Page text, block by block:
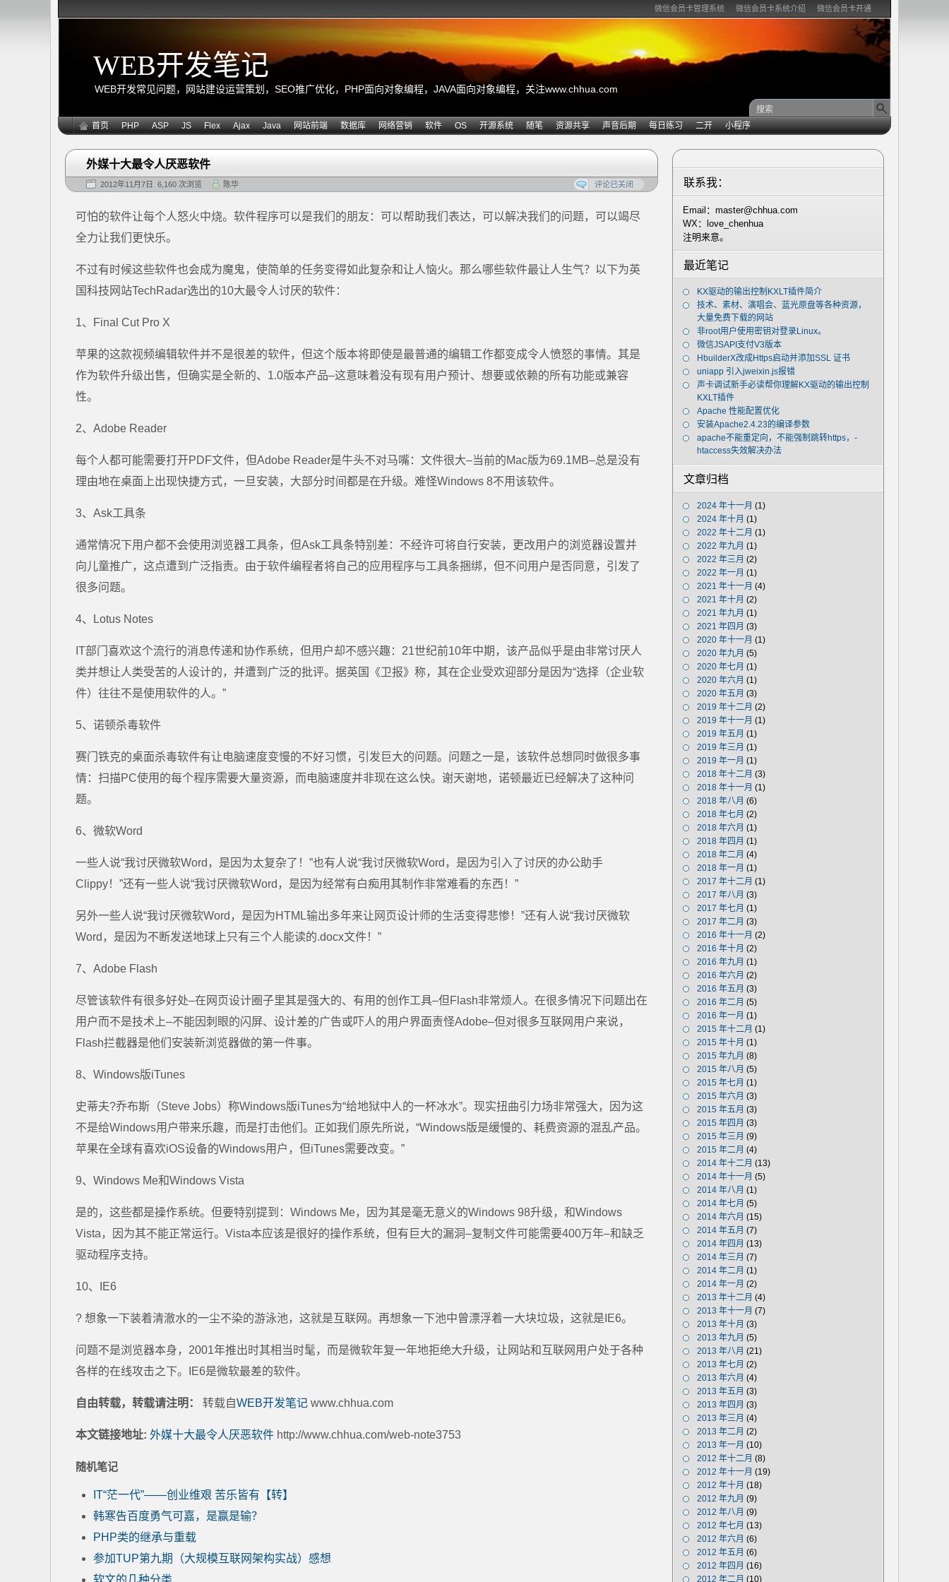
微信会员卡管理系统 微信会员卡系统介绍 微信会员卡开通
WEB开发笔记
WEB开发常见问题，网站建设运营策划，SEO推广优化，PHP面向对象编程，JAVA面向对象编程，关注www.chhua.com
首页 PHP ASP JS Flex Ajax Java 网站前端 数据库 网络营销 软件 OS 开源系统 随笔 资源共享 声音后期 每日练习 二开 小程序
外媒十大最令人厌恶软件
2012年11月7日 6,160 次浏览 陈华 评论已关闭
可怕的软件让每个人怒火中烧。软件程序可以是我们的朋友：可以帮助我们表达，可以解决我们的问题，可以竭尽
全力让我们更快乐。
不过有时候这些软件也会成为魔鬼，使简单的任务变得如此复杂和让人恼火。那么哪些软件最让人生气？以下为英
国科技网站TechRadar选出的10大最令人讨厌的软件：
1、Final Cut Pro X
苹果的这款视频编辑软件并不是很差的软件，但这个版本将即使是最普通的编辑工作都变成令人愤怒的事情。其是
作为软件升级出售，但确实是全新的、1.0版本产品–这意味着没有现有用户预计、想要或依赖的所有功能或兼容
性。
2、Adobe Reader
每个人都可能需要打开PDF文件，但Adobe Reader是牛头不对马嘴：文件很大–当前的Mac版为69.1MB–总是没有
理由地在桌面上出现快捷方式，一旦安装，大部分时间都是在升级。难怪Windows 8不用该软件。
3、Ask工具条
通常情况下用户都不会使用浏览器工具条，但Ask工具条特别差：不经许可将自行安装，更改用户的浏览器设置并
向儿童推广，这点遭到广泛指责。由于软件编程者将自己的应用程序与工具条捆绑，但不问用户是否同意，引发了
很多问题。
4、Lotus Notes
IT部门喜欢这个流行的消息传递和协作系统，但用户却不感兴趣：21世纪前10年中期，该产品似乎是由非常讨厌人
类并想让人类受苦的人设计的，并遭到广泛的批评。据英国《卫报》称，其在企业受欢迎部分是因为“选择（企业软
件）往往不是使用软件的人。”
5、诺顿杀毒软件
赛门铁克的桌面杀毒软件有让电脑速度变慢的不好习惯，引发巨大的问题。问题之一是，该软件总想同时做很多事
情：扫描PC使用的每个程序需要大量资源，而电脑速度并非现在这么快。谢天谢地，诺顿最近已经解决了这种问
题。
6、微软Word
一些人说“我讨厌微软Word，是因为太复杂了！”也有人说“我讨厌微软Word，是因为引入了讨厌的办公助手
Clippy！”还有一些人说“我讨厌微软Word，是因为经常有白痴用其制作非常难看的东西！”
另外一些人说“我讨厌微软Word，是因为HTML输出多年来让网页设计师的生活变得悲惨！”还有人说“我讨厌微软
Word，是因为不断发送地球上只有三个人能读的.docx文件！”
7、Adobe Flash
尽管该软件有很多好处–在网页设计圈子里其是强大的、有用的创作工具–但Flash非常烦人。在很多情况下问题出在
用户而不是技术上–不能因刺眼的闪屏、设计差的广告或吓人的用户界面责怪Adobe–但对很多互联网用户来说，
Flash拦截器是他们安装新浏览器做的第一件事。
8、Windows版iTunes
史蒂夫?乔布斯（Steve Jobs）称Windows版iTunes为“给地狱中人的一杯冰水”。现实扭曲引力场非常强大，因为这
不是给Windows用户带来乐趣，而是打击他们。正如我们原先所说，“Windows版是缓慢的、耗费资源的混乱产品。
苹果在全球有喜欢iOS设备的Windows用户，但iTunes需要改变。”
9、Windows Me和Windows Vista
是的，这些都是操作系统。但要特别提到：Windows Me，因为其是毫无意义的Windows 98升级，和Windows
Vista，因为其不能正常运行。Vista本应该是很好的操作系统，但有巨大的漏洞–复制文件可能需要400万年–和缺乏
驱动程序支持。
10、IE6
? 想象一下装着清澈水的一尘不染的游泳池，这就是互联网。再想象一下池中曾漂浮着一大块垃圾，这就是IE6。
问题不是浏览器本身，2001年推出时其相当时髦，而是微软年复一年地拒绝大升级，让网站和互联网用户处于各种
各样的在线攻击之下。IE6是微软最差的软件。
自由转载，转载请注明： 转载自WEB开发笔记 www.chhua.com
本文链接地址: 外媒十大最令人厌恶软件 http://www.chhua.com/web-note3753
随机笔记
IT“茫一代”——创业维艰 苦乐皆有【转】
韩寒告百度勇气可嘉，是赢是输？
PHP类的继承与重载
参加TUP第九期（大规模互联网架构实战）感想
软文的几种分类
联系我：
Email：master@chhua.com
WX：love_chenhua
注明来意。
最近笔记
KX驱动的输出控制KXLT插件简介
技术、素材、演唱会、蓝光原盘等各种资源，
大量免费下载的网站
非root用户使用密钥对登录Linux。
微信JSAPI支付V3版本
HbuilderX改成Https启动并添加SSL 证书
uniapp 引入jweixin.js报错
声卡调试新手必读帮你理解KX驱动的输出控制
KXLT插件
Apache 性能配置优化
安装Apache2.4.23的编译参数
apache不能重定向，不能强制跳转https，-
htaccess失效解决办法
文章归档
2024 年十一月 (1)
2024 年十月 (1)
2022 年十二月 (1)
2022 年九月 (1)
2022 年三月 (2)
2022 年一月 (1)
2021 年十一月 (4)
2021 年十月 (2)
2021 年九月 (1)
2021 年四月 (3)
2020 年十一月 (1)
2020 年九月 (5)
2020 年七月 (1)
2020 年六月 (1)
2020 年五月 (3)
2019 年十二月 (2)
2019 年十一月 (1)
2019 年五月 (1)
2019 年三月 (1)
2019 年一月 (1)
2018 年十二月 (3)
2018 年十一月 (1)
2018 年八月 (6)
2018 年七月 (2)
2018 年六月 (1)
2018 年四月 (1)
2018 年二月 (4)
2018 年一月 (1)
2017 年十二月 (1)
2017 年八月 (3)
2017 年七月 (1)
2017 年二月 (3)
2016 年十一月 (2)
2016 年十月 (2)
2016 年九月 (1)
2016 年六月 (2)
2016 年五月 (3)
2016 年二月 (5)
2016 年一月 (1)
2015 年十二月 (1)
2015 年十月 (1)
2015 年九月 (8)
2015 年八月 (5)
2015 年七月 (1)
2015 年六月 (3)
2015 年五月 (3)
2015 年四月 (3)
2015 年三月 (9)
2015 年二月 (4)
2014 年十二月 (13)
2014 年十一月 (5)
2014 年八月 (1)
2014 年七月 (5)
2014 年六月 (15)
2014 年五月 (7)
2014 年四月 (13)
2014 年三月 (7)
2014 年二月 (1)
2014 年一月 (2)
2013 年十二月 (4)
2013 年十一月 (7)
2013 年十月 (3)
2013 年九月 (5)
2013 年八月 (21)
2013 年七月 (2)
2013 年六月 (4)
2013 年五月 (3)
2013 年四月 (3)
2013 年三月 (4)
2013 年二月 (2)
2013 年一月 (10)
2012 年十二月 (8)
2012 年十一月 (19)
2012 年十月 (18)
2012 年九月 (9)
2012 年八月 (9)
2012 年七月 (13)
2012 年六月 (6)
2012 年五月 (6)
2012 年四月 (16)
2012 年二月 (10)